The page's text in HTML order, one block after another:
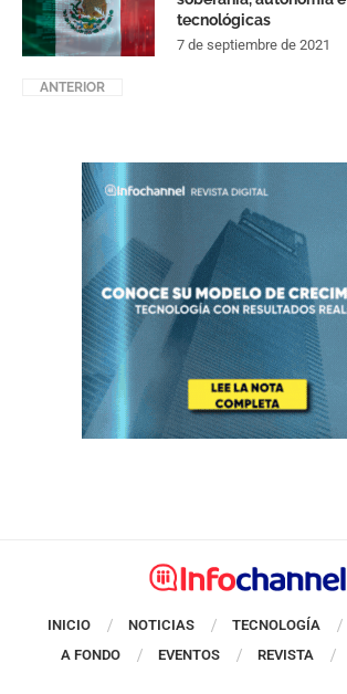
tecnológicas
7 de septiembre de 2021
ANTERIOR
INICIO NOTICIAS TECNOLOGÍA
A FONDO
EVENTOS REVISTA